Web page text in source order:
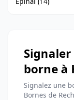
borne à
Signalez une
Bornes de